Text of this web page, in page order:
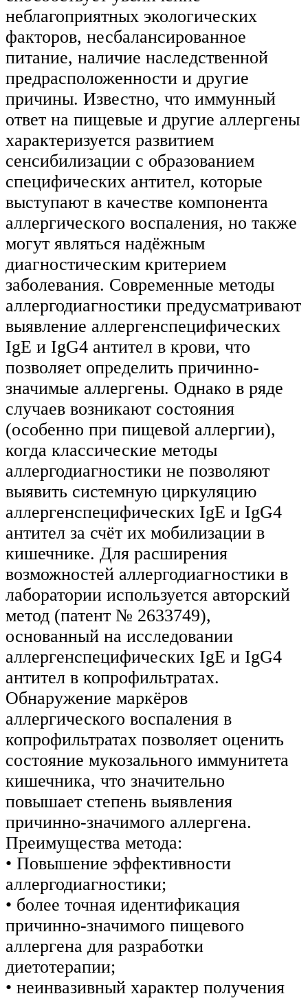
неблагоприятных экологических
факторов, несбалансированное
питание, наличие наследственной
предрасположенности и другие
причины. Известно, что иммунный
ответ на пищевые и другие аллергены
характеризуется развитием
сенсибилизации с образованием
специфических антител, которые
выступают в качестве компонента
аллергического воспаления, но также
могут являться надёжным
диагностическим критерием
заболевания. Современные методы
аллергодиагностики предусматривают
выявление аллергенспецифических
IgЕ и IgG4 антител в крови, что
позволяет определить причинно-
значимые аллергены. Однако в ряде
случаев возникают состояния
(особенно при пищевой аллергии),
когда классические методы
аллергодиагностики не позволяют
выявить системную циркуляцию
аллергенспецифических IgE и IgG4
антител за счёт их мобилизации в
кишечнике. Для расширения
возможностей аллергодиагностики в
лаборатории используется авторский
метод (патент № 2633749),
основанный на исследовании
аллергенспецифических IgE и IgG4
антител в копрофильтратах.
Обнаружение маркёров
аллергического воспаления в
копрофильтратах позволяет оценить
состояние мукозального иммунитета
кишечника, что значительно
повышает степень выявления
причинно-значимого аллергена.
Преимущества метода:
• Повышение эффективности
аллергодиагностики;
• более точная идентификация
причинно-значимого пищевого
аллергена для разработки
диетотерапии;
• неинвазивный характер получения